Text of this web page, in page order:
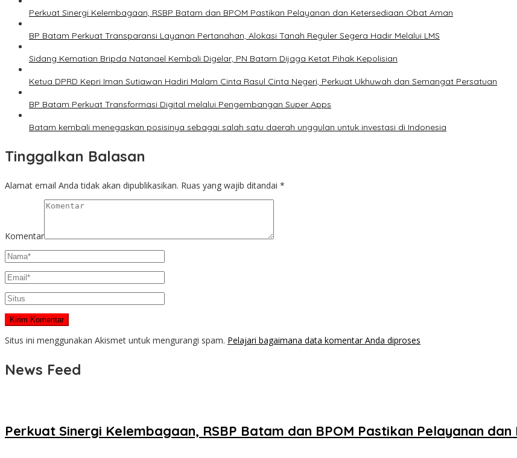
Perkuat Sinergi Kelembagaan, RSBP Batam dan BPOM Pastikan Pelayanan dan Ketersediaan Obat Aman
BP Batam Perkuat Transparansi Layanan Pertanahan, Alokasi Tanah Reguler Segera Hadir Melalui LMS
Sidang Kematian Bripda Natanael Kembali Digelar, PN Batam Dijaga Ketat Pihak Kepolisian
Ketua DPRD Kepri Iman Sutiawan Hadiri Malam Cinta Rasul Cinta Negeri, Perkuat Ukhuwah dan Semangat Persatuan
BP Batam Perkuat Transformasi Digital melalui Pengembangan Super Apps
Batam kembali menegaskan posisinya sebagai salah satu daerah unggulan untuk investasi di Indonesia
Tinggalkan Balasan
Alamat email Anda tidak akan dipublikasikan. Ruas yang wajib ditandai *
Komentar
Situs ini menggunakan Akismet untuk mengurangi spam. Pelajari bagaimana data komentar Anda diproses
News Feed
Perkuat Sinergi Kelembagaan, RSBP Batam dan BPOM Pastikan Pelayanan